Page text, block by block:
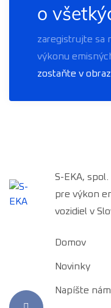
o
zaregistrujte sa
výkonu
zostaňte v
S-EKA,
pre výkon
vozidiel v
Domov
Novinky
Napíšte nám